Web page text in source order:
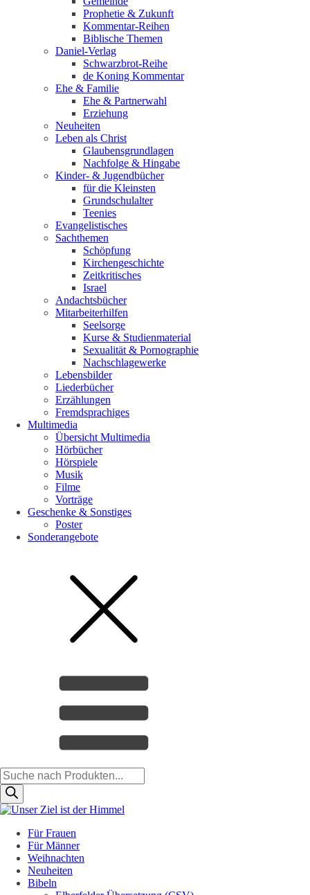
Prophetie & Zukunft
Kommentar-Reihen
Biblische Themen
Daniel-Verlag
Schwarzbrot-Reihe
de Koning Kommentar
Ehe & Familie
Ehe & Partnerwahl
Erziehung
Neuheiten
Leben als Christ
Glaubensgrundlagen
Nachfolge & Hingabe
Kinder- & Jugendbücher
für die Kleinsten
Grundschulalter
Teenies
Evangelistisches
Sachthemen
Schöpfung
Kirchengeschichte
Zeitkritisches
Israel
Andachtsbücher
Mitarbeiterhilfen
Seelsorge
Kurse & Studienmaterial
Sexualität & Pornographie
Nachschlagewerke
Lebensbilder
Liederbücher
Erzählungen
Fremdsprachiges
Multimedia
Übersicht Multimedia
Hörbücher
Hörspiele
Musik
Filme
Vorträge
Geschenke & Sonstiges
Poster
Sonderangebote
Products
search
Für Frauen
Für Männer
Weihnachten
Neuheiten
Bibeln